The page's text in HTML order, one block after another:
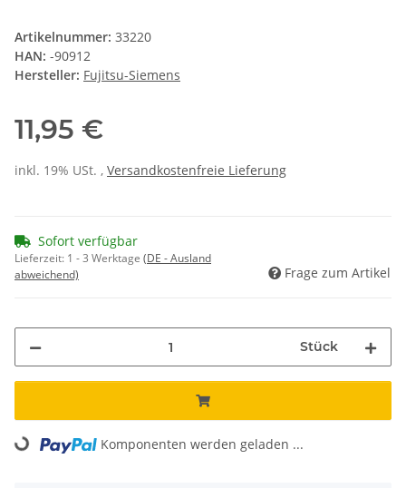
Artikelnummer: 33220
HAN: -90912
Hersteller: Fujitsu-Siemens
11,95 €
inkl. 19% USt. , Versandkostenfreie Lieferung
Sofort verfügbar
Lieferzeit: 1 - 3 Werktage (DE - Ausland
abweichend)
Frage zum Artikel
Stück
Loading... Komponenten werden geladen ...